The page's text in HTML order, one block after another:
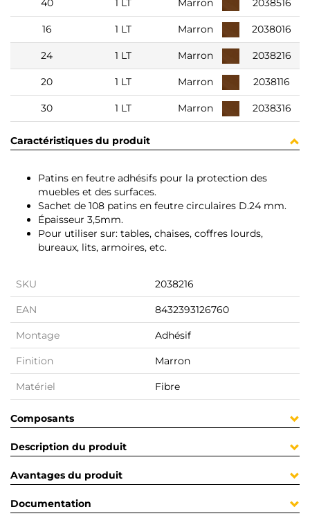
40
1 LT Marron 2038516
16 1 LT Marron 2038016
24 1 LT Marron 2038216
20 1 LT Marron 2038116
30 1 LT Marron 2038316
Caractéristiques du produit
Patins en feutre adhésifs pour la protection des
muebles et des surfaces.
Sachet de 108 patins en feutre circulaires D.24 mm.
Épaisseur 3,5mm.
Pour utiliser sur: tables, chaises, coffres lourds,
bureaux, lits, armoires, etc.
SKU 2038216
EAN 8432393126760
Montage Adhésif
Finition Marron
Matériel Fibre
Composants
Description du produit
Avantages du produit
Documentation